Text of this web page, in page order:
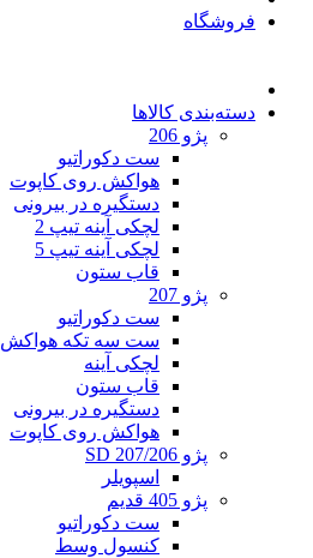
فروشگاه
دسته‌بندی کالاها
پژو 206
ست دکوراتیو
هواکش روی کاپوت
دستگیره در بیرونی
لچکی آینه تیپ 2
لچکی آینه تیپ 5
قاب ستون
پژو 207
ست دکوراتیو
ست سه تکه هواکش
لچکی آینه
قاب ستون
دستگیره در بیرونی
هواکش روی کاپوت
پژو 207/206 SD
اسپویلر
پژو 405 قدیم
ست دکوراتیو
کنسول وسط